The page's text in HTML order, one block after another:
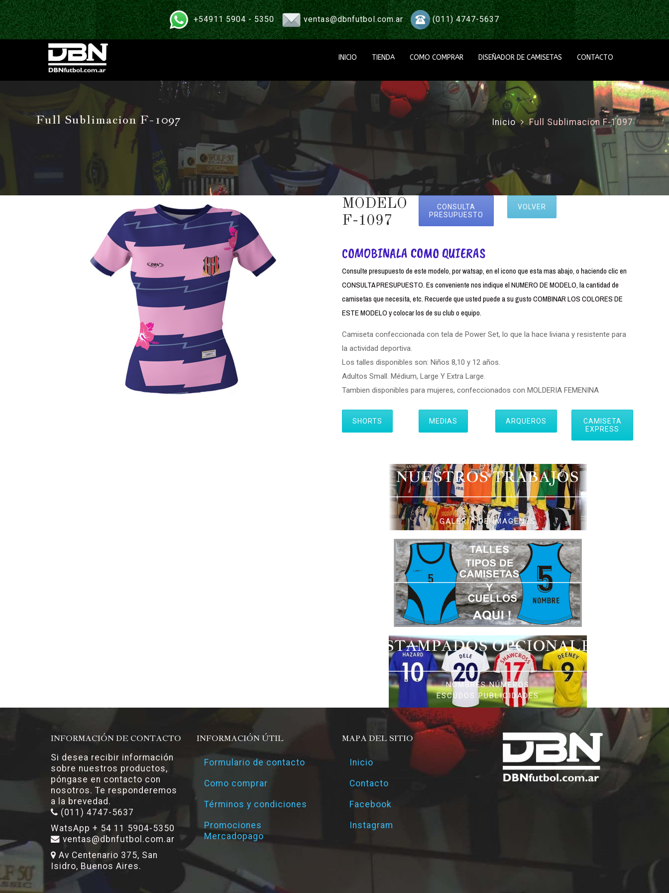
+54911 5904 - 5350 ventas@dbnfutbol.com.ar (011) 4747-5637
INICIO TIENDA COMO COMPRAR DISEÑADOR DE CAMISETAS CONTACTO
Full Sublimacion F-1097 Inicio Full Sublimacion F-1097
MODELO
F-1097
CONSULTA
PRESUPUESTO
VOLVER
COMOBINALA COMO QUIERAS
Consulte presupuesto de este modelo, por watsap, en el icono que esta mas abajo, o haciendo clic en
CONSULTA PRESUPUESTO. Es conveniente nos indique el NUMERO DE MODELO, la cantidad de
camisetas que necesita, etc. Recuerde que usted puede a su gusto COMBINAR LOS COLORES DE
ESTE MODELO y colocar los de su club o equipo.
Camiseta confeccionada con tela de Power Set, lo que la hace liviana y resistente para
la actividad deportiva.
Los talles disponibles son: Niños 8,10 y 12 años.
Adultos Small. Médium, Large Y Extra Large.
Tambien disponibles para mujeres, confeccionados con MOLDERIA FEMENINA
SHORTS MEDIAS ARQUEROS
CAMISETA
EXPRESS
NUESTROS TRABAJOS
GALERIA DE IMAGENES
ESTAMPADOS OPCIONALES
NOMBRES NÚMEROS
ESCUDOS PUBLICIDADES
INFORMACIÓN DE CONTACTO
Si desea recibir información
sobre nuestros productos,
póngase en contacto con
nosotros. Te responderemos
a la brevedad.
(011) 4747-5637
WatsApp + 54 11 5904-5350
ventas@dbnfutbol.com.ar
Av Centenario 375, San
Isidro, Buenos Aires.
INFORMACIÓN ÚTIL
Formulario de contacto
Como comprar
Términos y condiciones
Promociones
Mercadopago
MAPA DEL SITIO
Inicio
Contacto
Facebook
Instagram